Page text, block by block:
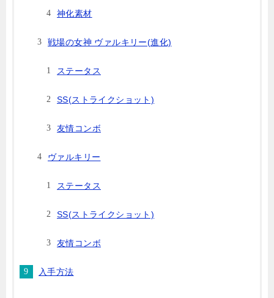
神化素材
戦場の女神 ヴァルキリー(進化)
ステータス
SS(ストライクショット)
友情コンボ
ヴァルキリー
ステータス
SS(ストライクショット)
友情コンボ
入手方法